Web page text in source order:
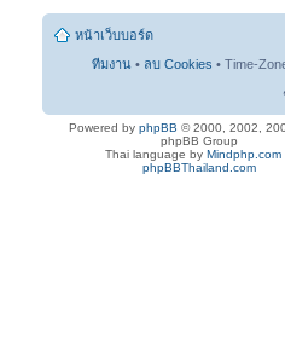
หน้าเว็บบอร์ด
ทีมงาน • ลบ Cookies • Time-
Powered by phpBB © 2000, 2002,
phpBB Group
Thai language by Mindphp.com
phpBBThailand.com